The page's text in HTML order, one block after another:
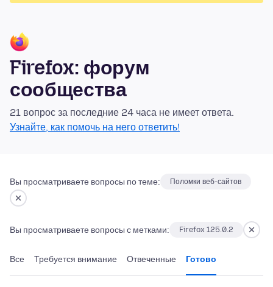
Firefox: форум
сообщества
21 вопрос за последние 24 часа не имеет ответа.
Узнайте, как помочь на него ответить!
Вы просматриваете вопросы по теме: Поломки веб-сайтов
Вы просматриваете вопросы с метками: Firefox 125.0.2
Все Требуется внимание Отвеченные Готово